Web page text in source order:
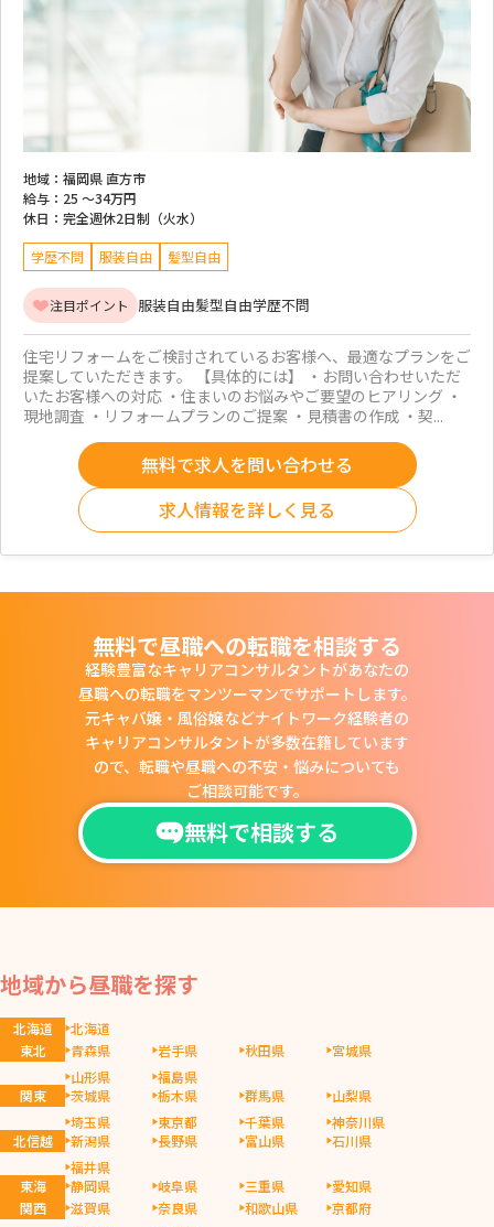
地域： 福岡県 直方市
給与： 25 ～34万円
休日： 完全週休2日制（火水）
学歴不問 服装自由 髪型自由
注目ポイント 服装自由髪型自由学歴不問
住宅リフォームをご検討されているお客様へ、最適なプランをご
提案していただきます。 【具体的には】 ・お問い合わせいただ
いたお客様への対応 ・住まいのお悩みやご要望のヒアリング ・
現地調査 ・リフォームプランのご提案 ・見積書の作成 ・契...
無料で求人を問い合わせる
求人情報を詳しく見る
無料で昼職への転職を相談する
経験豊富なキャリアコンサルタントがあなたの
昼職への転職をマンツーマンでサポートします。
元キャバ嬢・風俗嬢などナイトワーク経験者の
キャリアコンサルタントが多数在籍しています
ので、 転職や昼職への不安・悩みについても
ご相談可能です。
無料で相談する
地域から昼職を探す
北海道
北海道
東北
青森県 岩手県 秋田県
宮城県
山形県
福島県
関東
茨城県 栃木県 群馬県
山梨県
埼玉県
東京都 千葉県
神奈川県
北信越
新潟県 長野県 富山県
石川県
福井県
東海
静岡県 岐阜県 三重県
愛知県
関西
滋賀県 奈良県 和歌山県
京都府